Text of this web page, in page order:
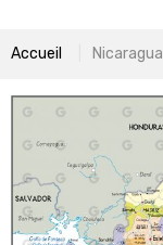
Accueil Nicaragua